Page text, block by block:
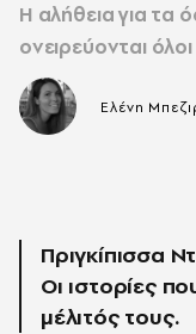
Η αλήθεια για τα
ονειρεύονται
Ελένη
Πριγκίπισσα
Οι ιστορίες
μέλιτός τους.